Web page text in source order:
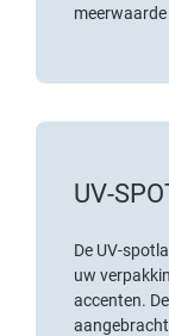
UV-
De UV-
uw
accenten.